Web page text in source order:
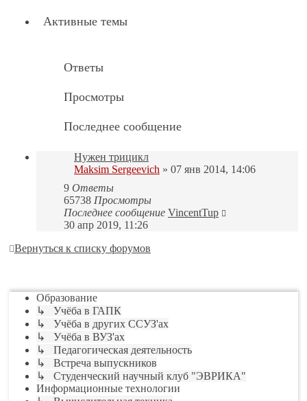
Активные темы
Ответы
Просмотры
Последнее сообщение
Нужен трицикл
Maksim Sergeevich » 07 янв 2014, 14:06
9 Ответы
65738 Просмотры
Последнее сообщение VincentTup
30 апр 2019, 11:26
Вернуться к списку форумов
Образование
↳ Учёба в ГАПК
↳ Учёба в других ССУЗ'ах
↳ Учёба в ВУЗ'ах
↳ Педагогическая деятельность
↳ Встреча выпускников
↳ Студенческий научный клуб "ЭВРИКА"
Информационные технологии